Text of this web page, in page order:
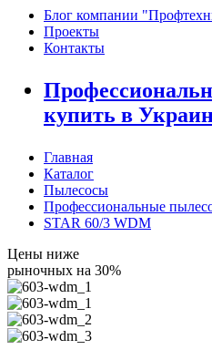
Блог компании
Проекты
Контакты
купить в
Главная
Каталог
Пылесосы
Профессиональные
STAR 60/3 WDM
Цены ниже
рыночных на 30%